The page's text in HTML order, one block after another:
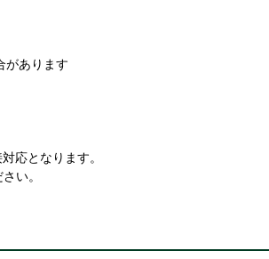
があります
応となります。
い。